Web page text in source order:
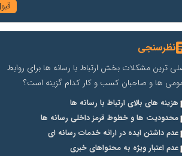
نظرسنجی
ترین مشکلات بخش ارتباط با رسانه ها برای روابط
ها و صاحبان کسب و کار کدام گزینه است؟
هزینه های بالای ارتباط با رسانه ها
محدودیت ها و خطوط قرمز داخلی رسانه ها
عدم داشتن ایده در ارائه خدمات رسانه ای
عدم اعتبار ویژه به محتواهای خبری